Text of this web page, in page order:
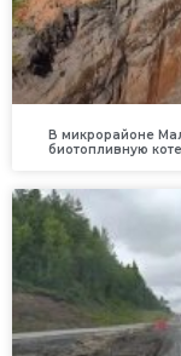
В микрорайоне
биотопливную